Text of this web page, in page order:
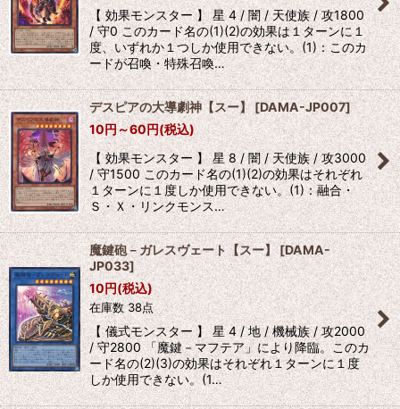
【 効果モンスター 】 星 4 / 闇 / 天使族 / 攻1800
/ 守0 このカード名の(1)(2)の効果は１ターンに１
度、いずれか１つしか使用できない。(1)：このカ
ードが召喚・特殊召喚…
デスピアの大導劇神【スー】[DAMA-JP007]
10円～60円(税込)
【 効果モンスター 】 星 8 / 闇 / 天使族 / 攻3000
/ 守1500 このカード名の(1)(2)の効果はそれぞれ
１ターンに１度しか使用できない。(1)：融合・
Ｓ・Ｘ・リンクモンス…
魔鍵砲－ガレスヴェート【スー】[DAMA-
JP033]
10円(税込)
在庫数 38点
【 儀式モンスター 】 星 4 / 地 / 機械族 / 攻2000
/ 守2800 「魔鍵－マフテア」により降臨。このカ
ード名の(2)(3)の効果はそれぞれ１ターンに１度
しか使用できない。(1…